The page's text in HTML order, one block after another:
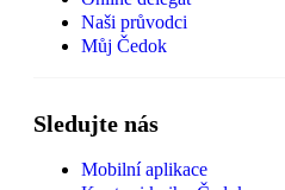
Naši průvodci
Můj Čedok
Sledujte nás
Mobilní aplikace